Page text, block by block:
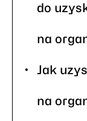
do
na
Jak
na